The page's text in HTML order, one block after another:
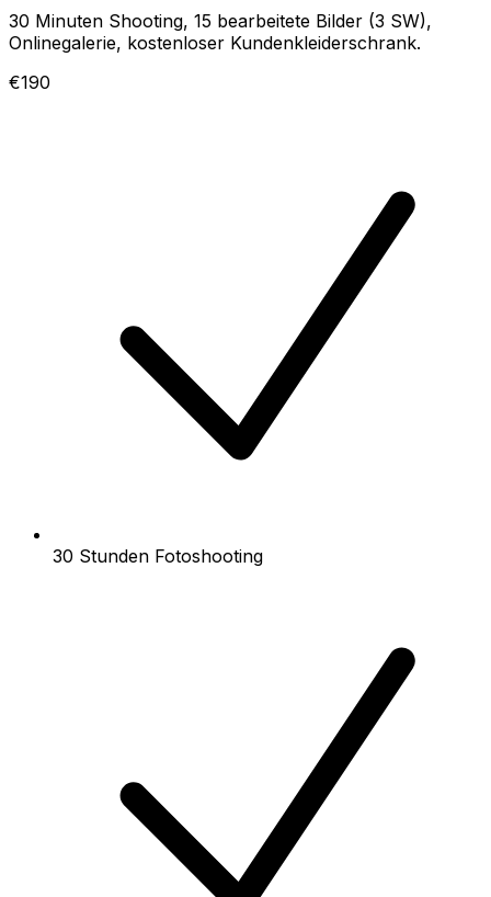
30 Minuten Shooting, 15 bearbeitete Bilder (3 SW),
Onlinegalerie, kostenloser Kundenkleiderschrank.
€190
30 Stunden Fotoshooting